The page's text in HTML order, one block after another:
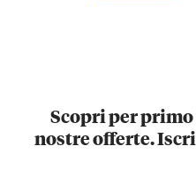
Scopri per
nostre offerte.